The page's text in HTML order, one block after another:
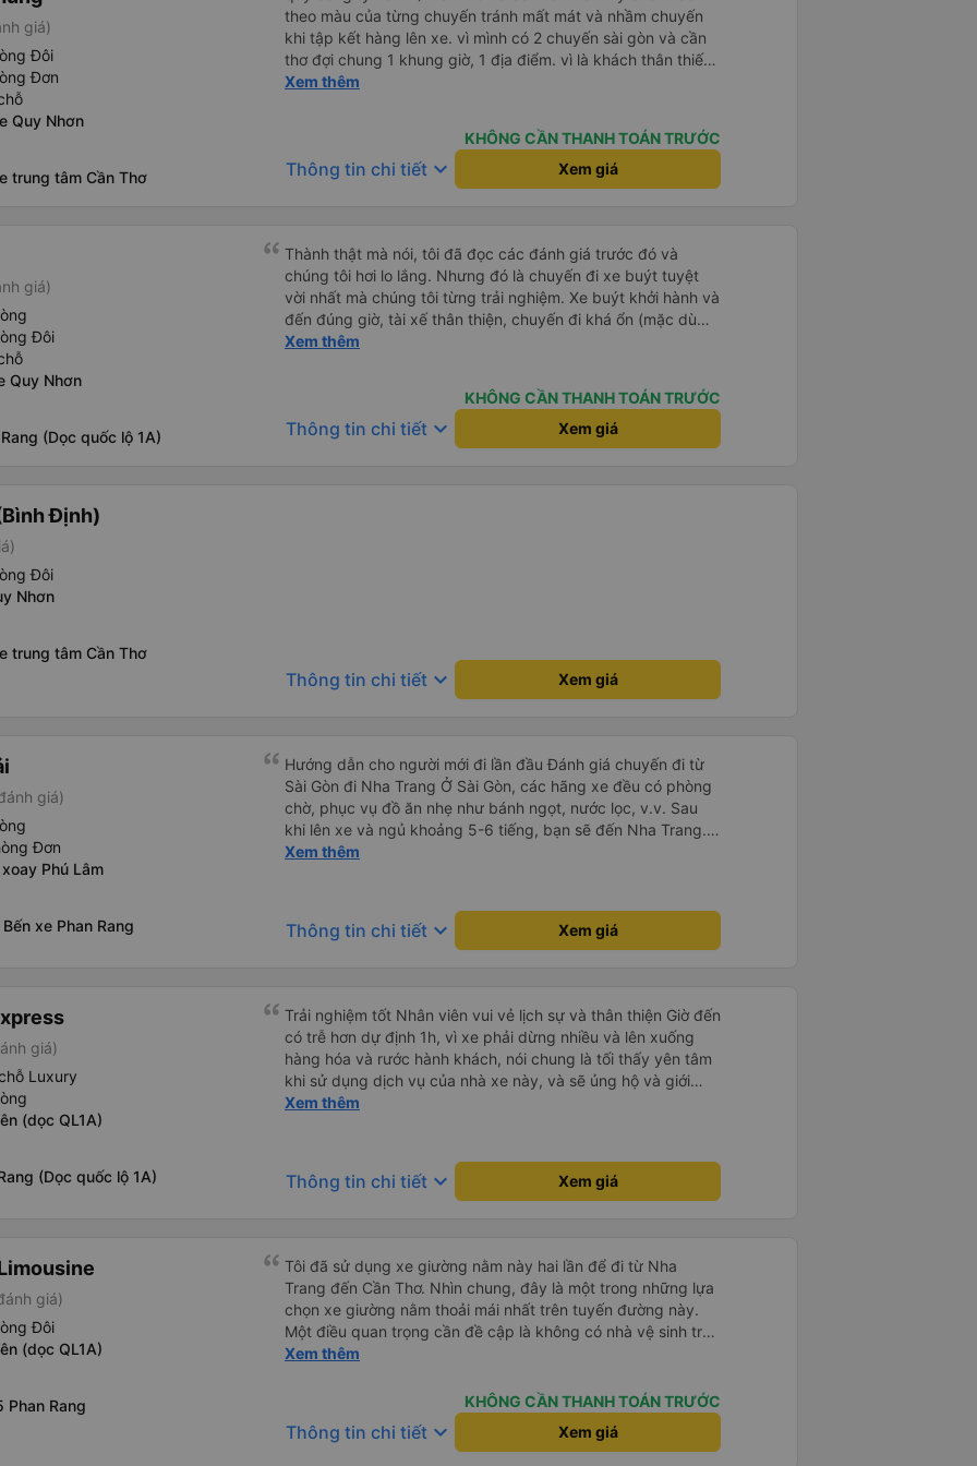
giá)
Đôi
Đơn
Quy Nhơn
trung tâm Cần Thơ
theo màu của từng chuyến tránh mất mát và nhầm chuyến
khi tập kết hàng lên xe. vì mình có 2 chuyến sài gòn và cần
thơ đợi chung 1 khung giờ, 1 địa điểm. vì là khách thân thiết
của quý công ty nên rất hài lòng và tin tưởng. tuy nhiên rất
cải thiện ngày một phát triển. 2) đồng nhất về cách giao tiếp
và CSKH nhẹ nhàng, chu đáo nữa thì chắc chắn quy công ty
là nhà xe được yêu thích và lựa chọn số 1 quy nhơn. rất cảm
ơn quý anh chị em cty cũng như chị Thảo đã lắng nghe và
Xem thêm
KHÔNG CẦN THANH TOÁN TRƯỚC
Thông tin chi tiết keyboard_arrow_down Xem giá
giá)
Đôi
Quy Nhơn
(Dọc quốc lộ 1A)
Thành thật mà nói, tôi đã đọc các đánh giá trước đó và
chúng tôi hơi lo lắng. Nhưng đó là chuyến đi xe buýt tuyệt
vời nhất mà chúng tôi từng trải nghiệm. Xe buýt khởi hành và
đến đúng giờ, tài xế thân thiện, chuyến đi khá ổn (mặc dù
vẫn hơi xóc, nhưng đó là đặc trưng của Việt Nam ^^), và chỗ
Xem thêm
KHÔNG CẦN THANH TOÁN TRƯỚC
Thông tin chi tiết keyboard_arrow_down Xem giá
Định)
Đôi
Nhơn
trung tâm Cần Thơ
Thông tin chi tiết keyboard_arrow_down Xem giá
giá)
Đơn
Phú Lâm
xe Phan Rang
Hướng dẫn cho người mới đi lần đầu Đánh giá chuyến đi từ
Sài Gòn đi Nha Trang Ở Sài Gòn, các hãng xe đều có phòng
chờ, phục vụ đồ ăn nhẹ như bánh ngọt, nước lọc, v.v. Sau
khi lên xe và ngủ khoảng 5-6 tiếng, bạn sẽ đến Nha Trang.
Ở Nha Trang, các hãng xe có dịch vụ đưa đón miễn phí, tuy
Nha Trang, bạn liên hệ với nhân viên (nên dùng Google
Translate và đưa cho họ đọc) để được hỗ trợ tìm xe đưa đón.
theo kiểu cabin với thiết kế không gian, trên xe không có nhà
vệ sinh hoặc có (tùy loại xe bạn chọn), vì vậy bạn nên đi xe
22 cabin thay vì xe 32 cabin để có trải nghiệm tốt nhất. Hầu
hết tài xế đều lớn tuổi nên không biết tiếng Anh, bạn nên sử
dụng Google Dịch để giao tiếp với họ. Hy vọng bài đánh giá
này sẽ giúp ích cho bạn khi đi
Xem thêm
Thông tin chi tiết keyboard_arrow_down Xem giá
giá)
Luxury
(dọc QL1A)
(Dọc quốc lộ 1A)
Trải nghiệm tốt Nhân viên vui vẻ lịch sự và thân thiện Giờ đến
có trễ hơn dự định 1h, vì xe phải dừng nhiều và lên xuống
hàng hóa và rước hành khách, nói chung là tối thấy yên tâm
khi sử dụng dịch vụ của nhà xe này, và sẽ ủng hộ và giới
thiệu cho người thân sử dụng dịch vụ của nhà xe này
Xem thêm
Thông tin chi tiết keyboard_arrow_down Xem giá
giá)
Đôi
(dọc QL1A)
Phan Rang
Tôi đã sử dụng xe giường nằm này hai lần để đi từ Nha
Trang đến Cần Thơ. Nhìn chung, đây là một trong những lựa
chọn xe giường nằm thoải mái nhất trên tuyến đường này.
Một điều quan trọng cần đề cập là không có nhà vệ sinh trên
xe, điều này có thể gây khó chịu trên một hành trình dài
chuyến đi vẫn khá thoải mái. Chuyến đi gần đây nhất của tôi
(hôm qua) rất tốt. Mặc dù xe bị chậm khoảng một tiếng,
nhưng công ty đã thông báo trước cho tôi, nên tôi không
Xem thêm
KHÔNG CẦN THANH TOÁN TRƯỚC
Thông tin chi tiết keyboard_arrow_down Xem giá